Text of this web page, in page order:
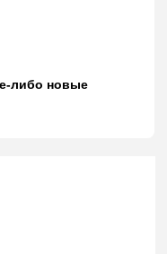
либо новые